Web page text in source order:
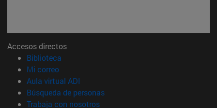
Accesos directos
Biblioteca
Mi correo(abre en nueva ventana)
Aula virtual ADI
Búsqueda de personas(abre en nueva ventana)
Trabaja con nosotros(abre en nueva ventana)